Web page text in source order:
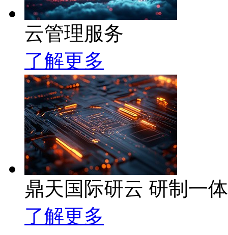
云管理服务
了解更多
鼎天国际研云 研制一
了解更多